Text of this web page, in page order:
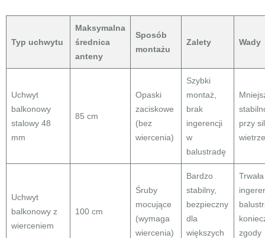
Typ uchwytu
Maksymalna
średnica
anteny
Sposób
montażu
Zalety Wady
Uchwyt
balkonowy
stalowy 48
mm
85 cm
Opaski
zaciskowe
(bez
wiercenia)
Szybki
montaż,
brak
ingerencji
w
balustradę
przy
wietrze
Uchwyt
balkonowy z
wierceniem
100 cm
Śruby
mocujące
(wymaga
wiercenia)
Bardzo
stabilny,
bezpieczny
dla
większych
Trwała
zgody